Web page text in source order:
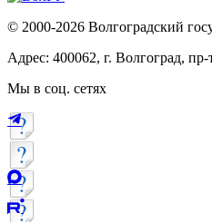
© 2000-2026 Волгоградский
Адрес: 400062, г. Волгоград,
Мы в соц. сетях